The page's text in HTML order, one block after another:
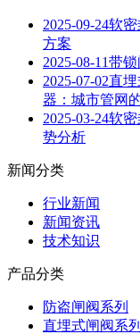
2025-09-24软
方案
2025-08-11带
2025-07-02直
器：城市管网
2025-03-24软
势分析
新闻分类
行业新闻
新闻资讯
技术知识
产品分类
防盗闸阀系列
直埋式闸阀系列